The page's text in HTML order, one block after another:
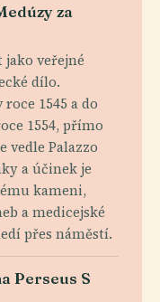
za
jako veřejné
dílo.
1545 a do
1554, přímo
vedle Palazzo
a účinek je
kameni,
a medicejské
přes náměstí.
Perseus S